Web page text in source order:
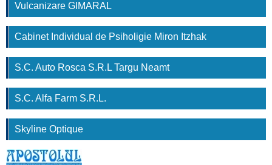
Vulcanizare GIMARAL
Cabinet Individual de Psiholigie Miron Itzhak
S.C. Auto Rosca S.R.L Targu Neamt
S.C. Alfa Farm S.R.L.
Skyline Optique